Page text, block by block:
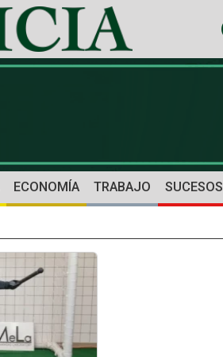
ECONOMÍA TRABAJO SUCESOS